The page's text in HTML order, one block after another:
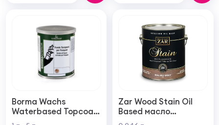
Borma Wachs
Waterbased Topcoat
Varnish For Parquet
Zar Wood Stain Oil
Based масло
тонирующая по